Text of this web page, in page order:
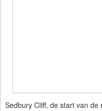
Sedbury Cliff, de start van de